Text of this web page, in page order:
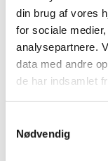
din brug af vores
for sociale
analysepartnere.
data med andre
de har indsamlet
Nødvendig
|8. december 2025|
Ryjunea
mg/ml har siden
Fristen i 2025
ansøgninger